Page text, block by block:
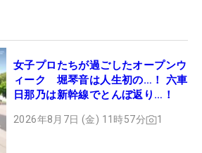
女子プロたちが過ごしたオープンウ
ィーク 堀琴音は人生初の…！ 六車
日那乃は新幹線でとんぼ返り…！
2026年8月7日 (金) 11時57分 1